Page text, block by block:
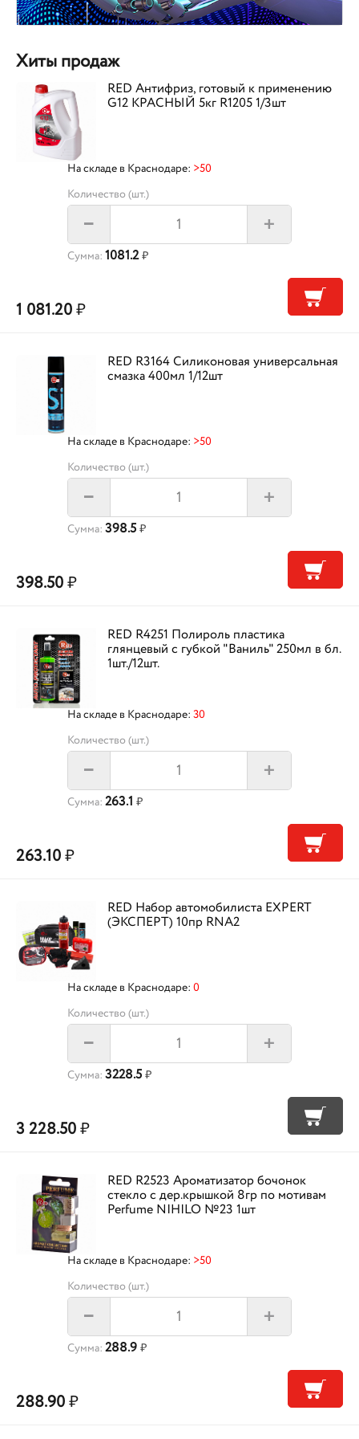
Хиты продаж
RED Антифриз, готовый к применению
G12 КРАСНЫЙ 5кг R1205 1/3шт
На складе в Краснодаре: >50
Количество (шт.)
– +
Сумма: 1081.2₽
1 081.20₽
RED R3164 Силиконовая универсальная
смазка 400мл 1/12шт
На складе в Краснодаре: >50
Количество (шт.)
– +
Сумма: 398.5 ₽
398.50₽
RED R4251 Полироль пластика
глянцевый с губкой "Ваниль" 250мл в бл.
1шт./12шт.
На складе в Краснодаре: 30
Количество (шт.)
– +
Сумма: 263.1 ₽
263.10₽
RED Набор автомобилиста EXPERT
(ЭКСПЕРТ) 10пр RNA2
На складе в Краснодаре: 0
Количество (шт.)
– +
Сумма: 3228.5 ₽
3 228.50₽
RED R2523 Ароматизатор бочонок
стекло с дер.крышкой 8гр по мотивам
Perfume NIHILO №23 1шт
На складе в Краснодаре: >50
Количество (шт.)
– +
Сумма: 288.9 ₽
288.90₽